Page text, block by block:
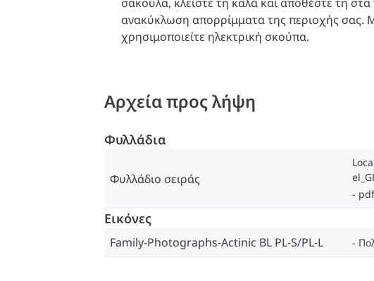
ανακύκλωση απορρίμματα της περιοχής σας.
χρησιμοποιείτε ηλεκτρική σκούπα.
Αρχεία προς λήψη
Φυλλάδια
Φυλλάδιο σειράς
Εικόνες
Family-Photographs-Actinic BL PL-S/PL-L